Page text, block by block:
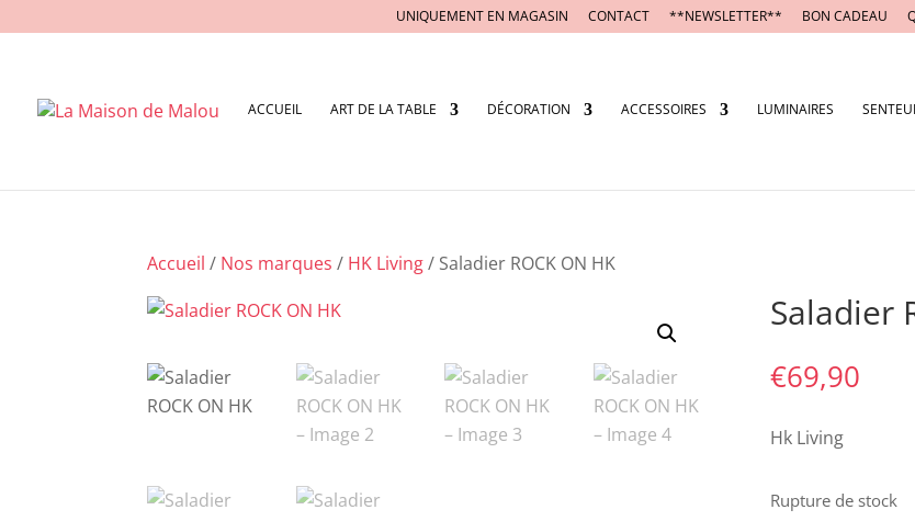
UNIQUEMENT EN MAGASIN CONTACT **NEWSLETTER** BON CADEAU
ACCUEIL ART DE LA TABLE DÉCORATION ACCESSOIRES LUMINAIRES
Accueil / Nos marques / HK Living/ Saladier ROCK ON HK
Saladier
€69,90
Hk Living
Rupture de stock